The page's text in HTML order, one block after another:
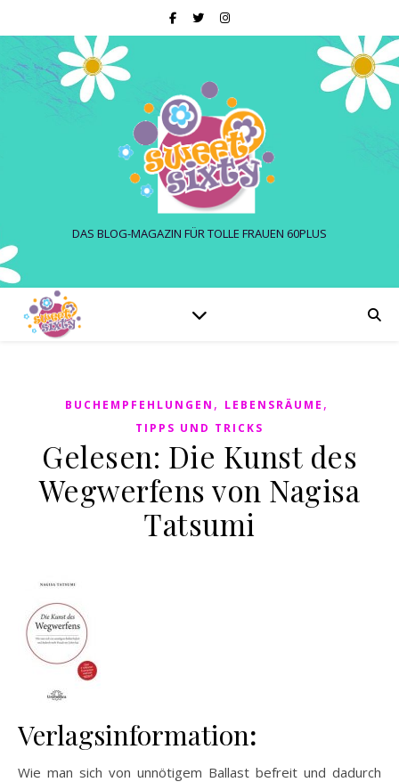
DAS BLOG-MAGAZIN FÜR TOLLE FRAUEN 60PLUS
BUCHEMPFEHLUNGEN , LEBENSRÄUME ,
TIPPS UND TRICKS
Gelesen: Die Kunst des
Wegwerfens von Nagisa
Tatsumi
Verlagsinformation:
Wie man sich von unnötigem Ballast befreit und dadurch